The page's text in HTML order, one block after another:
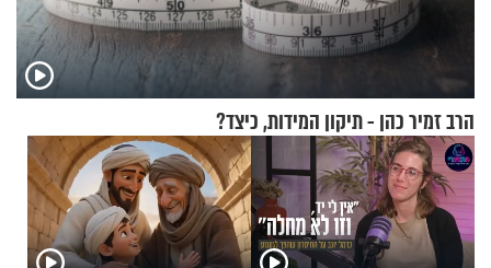
הרב זמיר כהן - תיקון המידות, כיצד?